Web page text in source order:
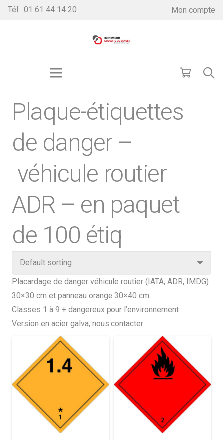
Tél : 01 61 44 14 20 Mon compte
Plaque-étiquettes
de danger –
véhicule routier
ADR – en paquet
de 100 étiq
Placardage de danger véhicule routier (IATA, ADR, IMDG)
30×30 cm et panneau orange 30×40 cm
Classes 1 à 9 + dangereux pour l’environnement
Version en acier galva, nous contacter